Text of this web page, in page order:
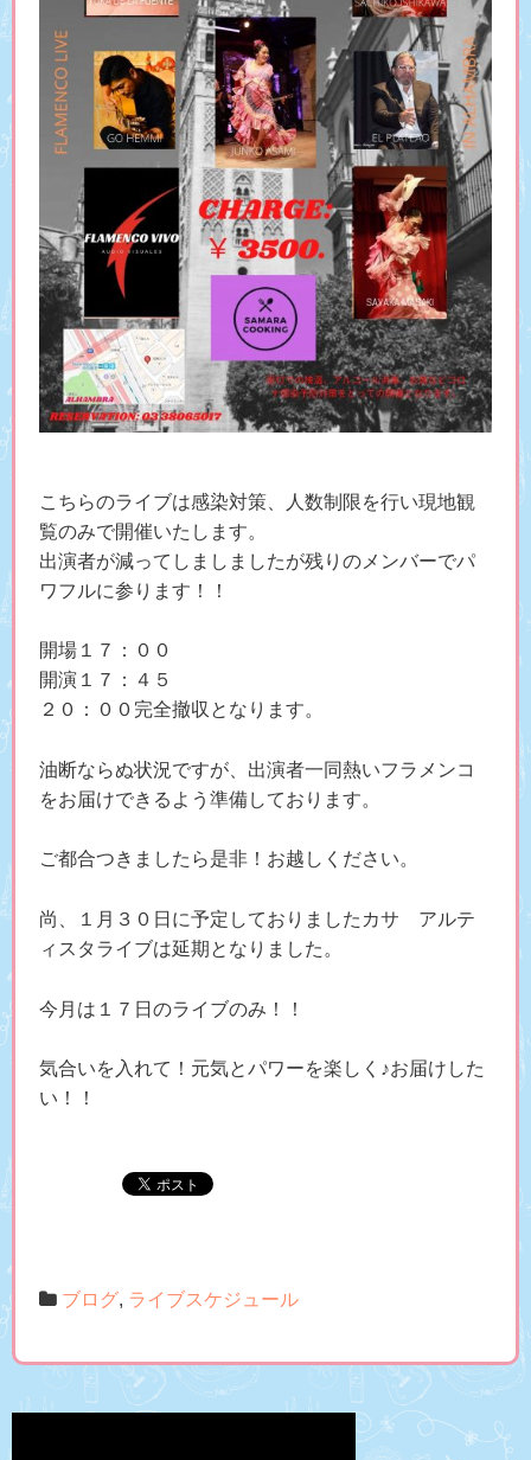
こちらのライブは感染対策、人数制限を行い現地観
覧のみで開催いたします。
出演者が減ってしましましたが残りのメンバーでパ
ワフルに参ります！！
開場１７：００
開演１７：４５
２０：００完全撤収となります。
油断ならぬ状況ですが、出演者一同熱いフラメンコ
をお届けできるよう準備しております。
ご都合つきましたら是非！お越しください。
尚、１月３０日に予定しておりましたカサ アルテ
ィスタライブは延期となりました。
今月は１７日のライブのみ！！
気合いを入れて！元気とパワーを楽しく♪お届けした
い！！
ブログ, ライブスケジュール